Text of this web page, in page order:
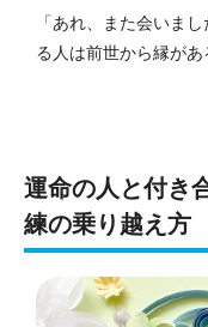
「あれ、また会いま
る人は前世から縁があ
運命の人と付き
練の乗り越え方